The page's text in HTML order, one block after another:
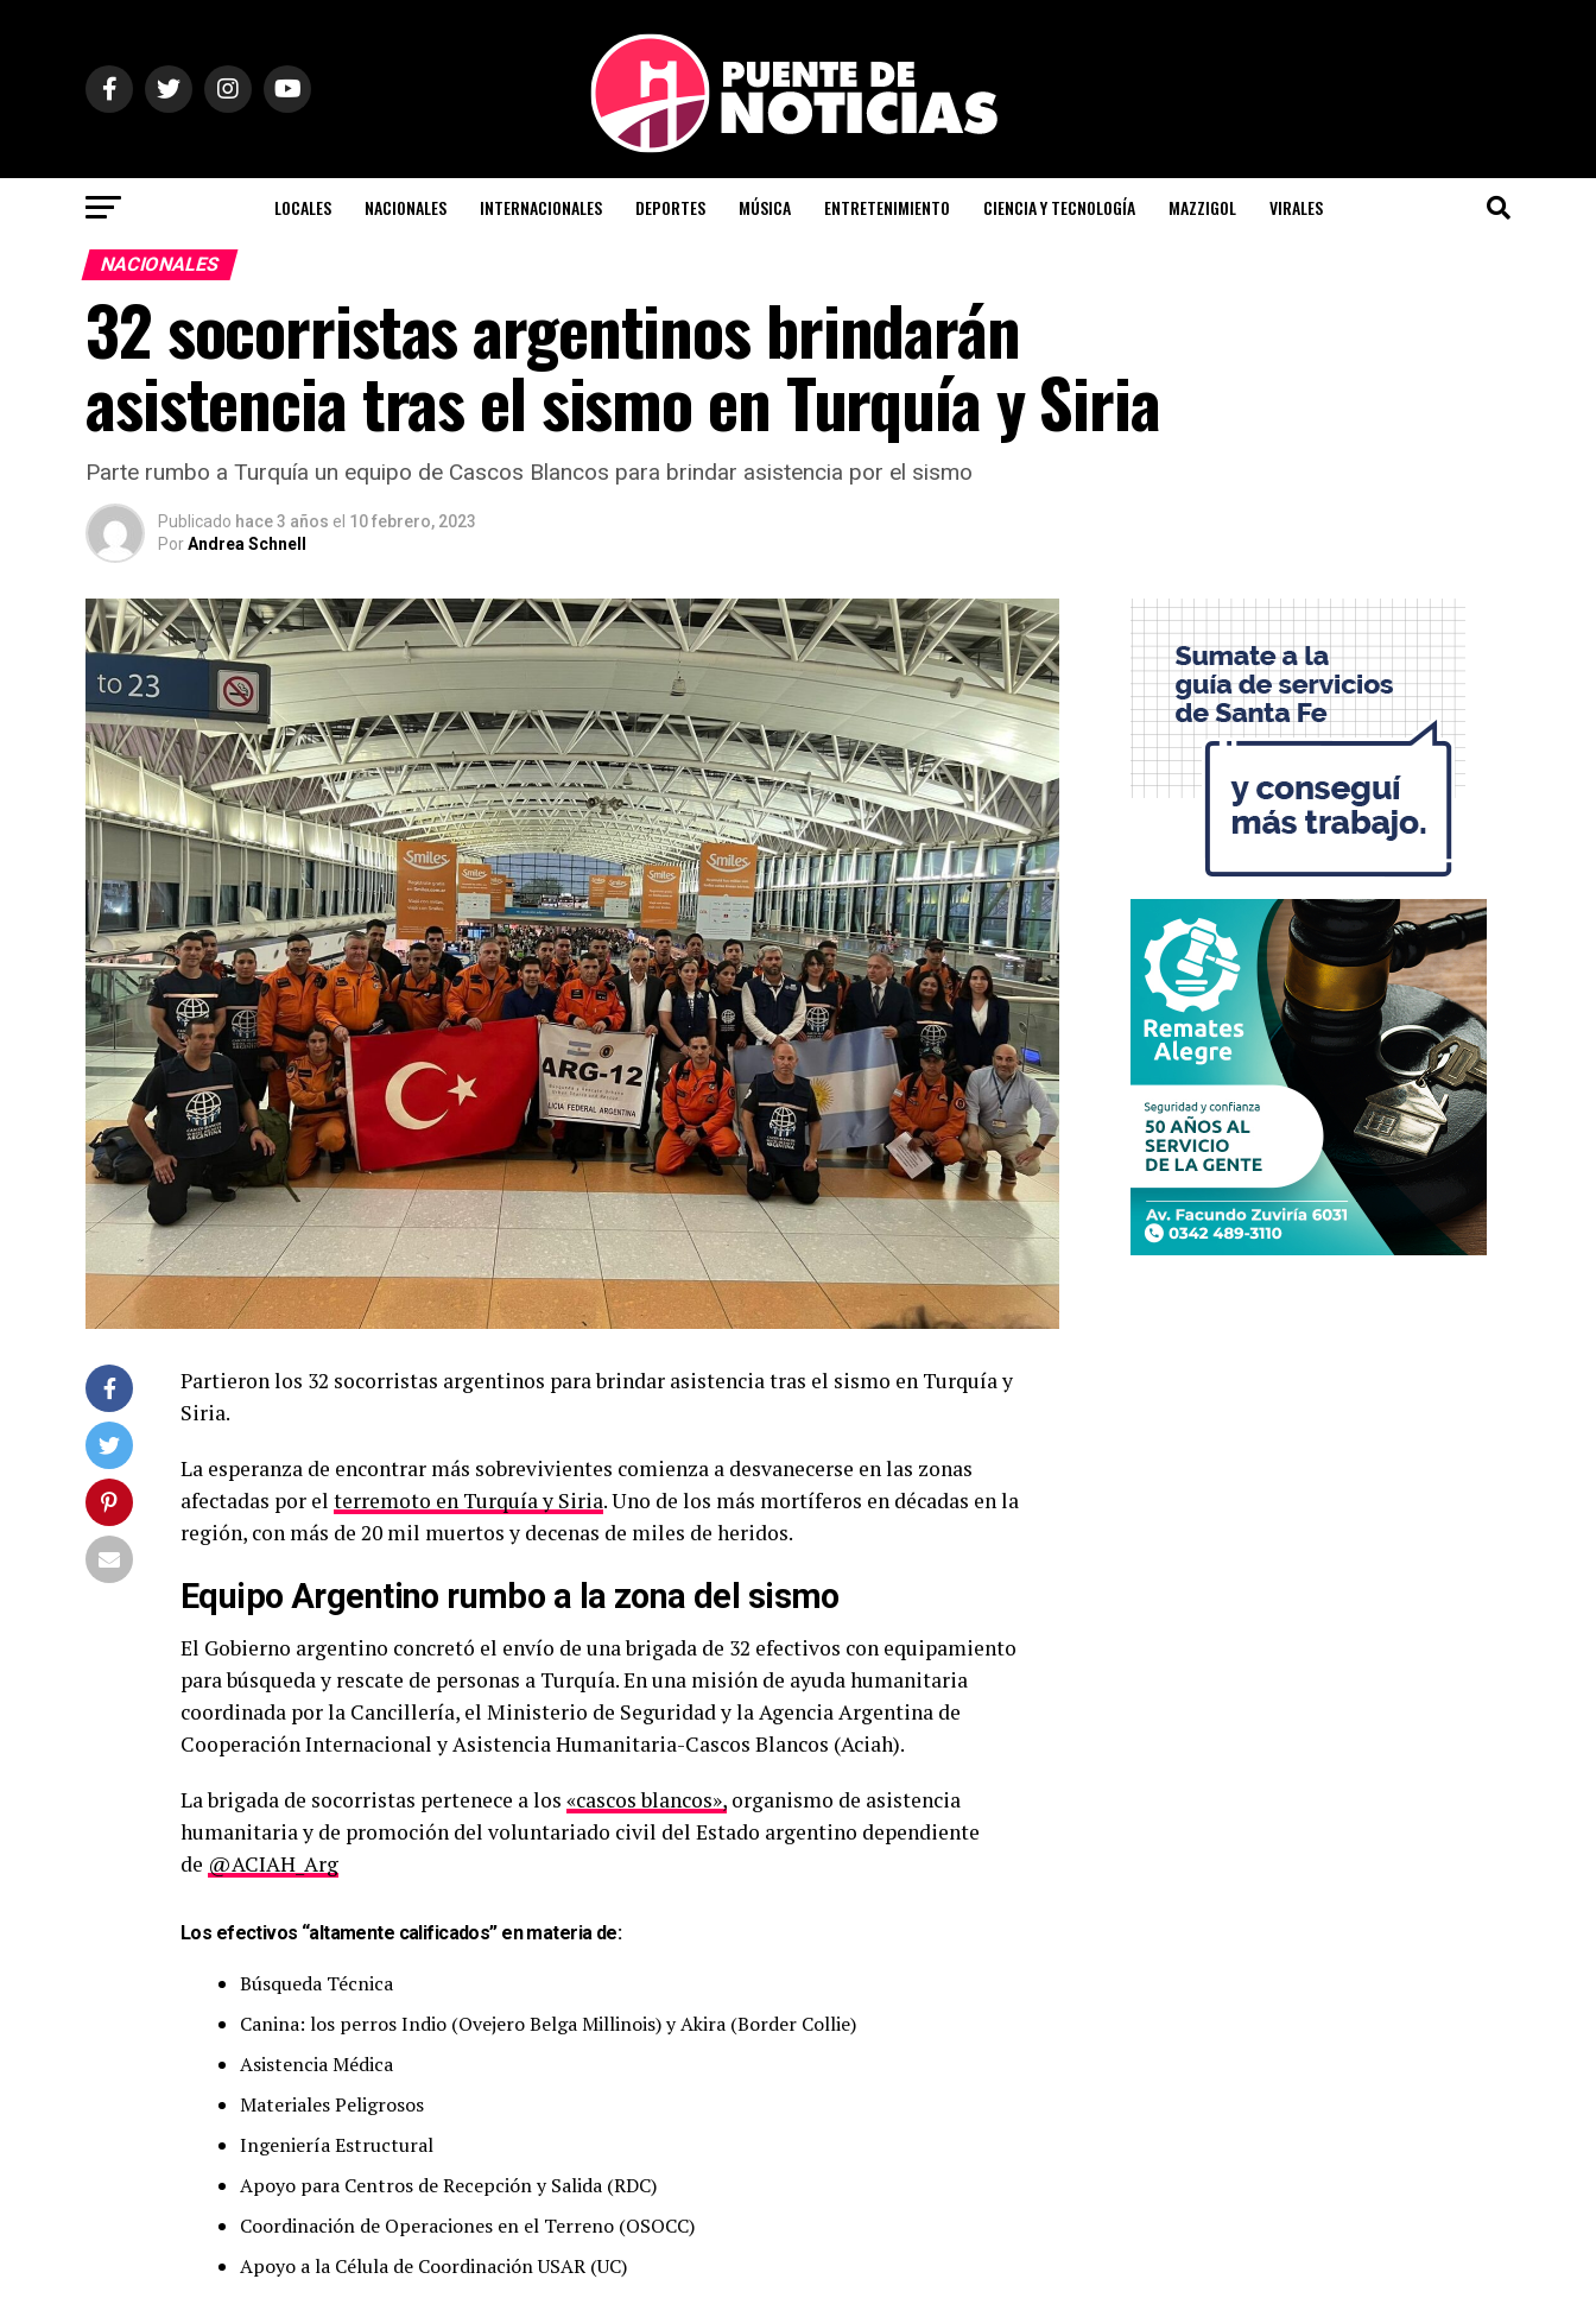
LOCALES NACIONALES INTERNACIONALES DEPORTES MÚSICA ENTRETENIMIENTO CIENCIA Y TECNOLOGÍA MAZZIGOL VIRALES
NACIONALES
32 socorristas argentinos brindarán
asistencia tras el sismo en Turquía y Siria
Parte rumbo a Turquía un equipo de Cascos Blancos para brindar asistencia por el sismo
Publicado hace 3 años el 10 febrero, 2023
PorAndrea Schnell
Partieron los 32 socorristas argentinos para brindar asistencia tras el sismo en Turquía y
Siria.
La esperanza de encontrar más sobrevivientes comienza a desvanecerse en las zonas
afectadas por el terremoto en Turquía y Siria. Uno de los más mortíferos en décadas en la
región, con más de 20 mil muertos y decenas de miles de heridos.
Equipo Argentino rumbo a la zona del sismo
El Gobierno argentino concretó el envío de una brigada de 32 efectivos con equipamiento
para búsqueda y rescate de personas a Turquía. En una misión de ayuda humanitaria
coordinada por la Cancillería, el Ministerio de Seguridad y la Agencia Argentina de
Cooperación Internacional y Asistencia Humanitaria-Cascos Blancos (Aciah).
La brigada de socorristas pertenece a los «cascos blancos», organismo de asistencia
humanitaria y de promoción del voluntariado civil del Estado argentino dependiente
de @ACIAH_Arg
Los efectivos “altamente calificados” en materia de:
Búsqueda Técnica
Canina: los perros Indio (Ovejero Belga Millinois) y Akira (Border Collie)
Asistencia Médica
Materiales Peligrosos
Ingeniería Estructural
Apoyo para Centros de Recepción y Salida (RDC)
Coordinación de Operaciones en el Terreno (OSOCC)
Apoyo a la Célula de Coordinación USAR (UC)